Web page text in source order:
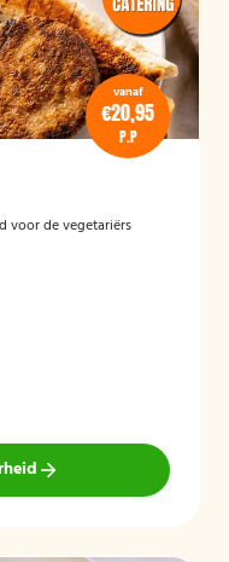
vanaf
€20,95
P.P
voor de vegetariërs